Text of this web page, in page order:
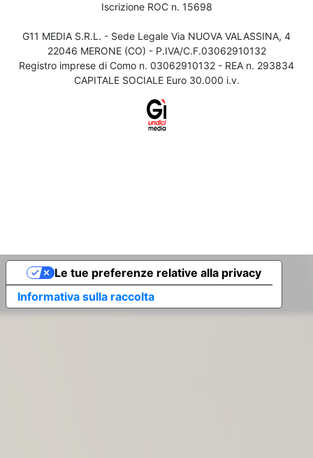
Iscrizione ROC n. 15698
G11 MEDIA S.R.L. - Sede Legale Via NUOVA VALASSINA, 4
22046 MERONE (CO) - P.IVA/C.F.03062910132
Registro imprese di Como n. 03062910132 - REA n. 293834
CAPITALE SOCIALE Euro 30.000 i.v.
Informativa sulla raccolta
Le tue preferenze relative alla privacy